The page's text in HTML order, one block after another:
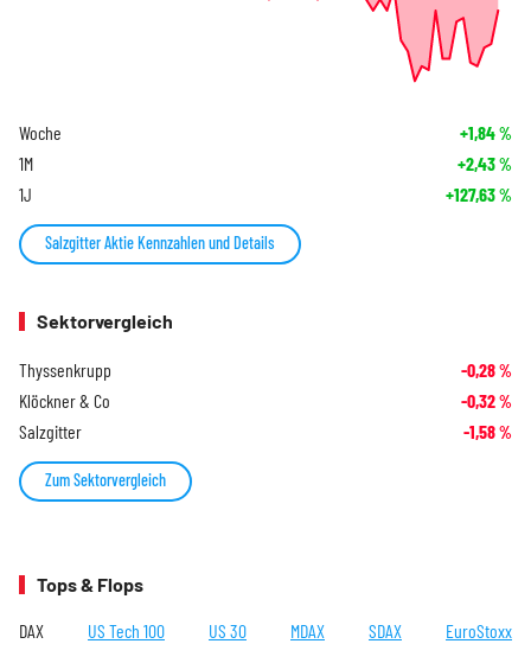
Woche +1,84%
1M +2,43%
1J +127,63%
Salzgitter Aktie Kennzahlen und Details
Sektorvergleich
Thyssenkrupp -0,28%
Klöckner & Co -0,32%
Salzgitter -1,58%
Zum Sektorvergleich
Tops & Flops
DAX US Tech 100 US 30 MDAX SDAX EuroStoxx